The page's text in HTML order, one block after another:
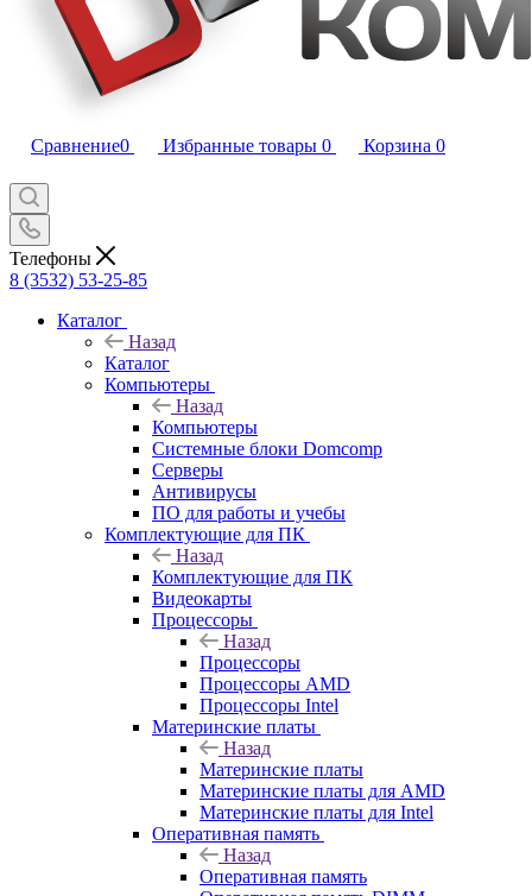
Сравнение0 Избранные товары 0 Корзина 0
Телефоны
8 (3532) 53-25-85
Каталог
Назад
Каталог
Компьютеры
Назад
Компьютеры
Системные блоки Domcomp
Серверы
Антивирусы
ПО для работы и учебы
Комплектующие для ПК
Назад
Комплектующие для ПК
Видеокарты
Процессоры
Назад
Процессоры
Процессоры AMD
Процессоры Intel
Материнские платы
Назад
Материнские платы
Материнские платы для AMD
Материнские платы для Intel
Оперативная память
Назад
Оперативная память